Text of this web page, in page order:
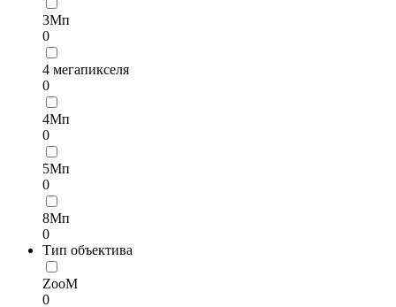
3Мп
0
4 мегапикселя
0
4Мп
0
5Мп
0
8Мп
0
Тип объектива
ZooM
0